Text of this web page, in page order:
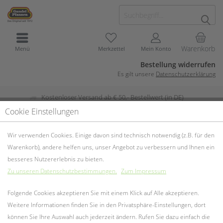
Kostenloser Versand ab € 50,- Bestellwert (in DE)
Warenkorb
Merkzettel Mein Konto
Menü
Bestellung widerrufen
Es gilt unsere Datenschutzerklärung
Cookie Einstellungen
Wir verwenden Cookies. Einige davon sind technisch notwendig (z.B. für den
Warenkorb), andere helfen uns, unser Angebot zu verbessern und Ihnen ein
besseres Nutzererlebnis zu bieten.
Zu unseren Datenschutzbestimmungen. Zum Impressum
Folgende Cookies akzeptieren Sie mit einem Klick auf Alle akzeptieren.
Weitere Informationen finden Sie in den Privatsphäre-Einstellungen, dort
können Sie Ihre Auswahl auch jederzeit ändern. Rufen Sie dazu einfach die